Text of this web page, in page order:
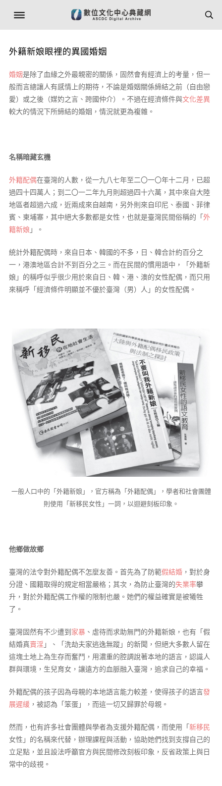
外籍新娘眼裡的異國婚姻
婚姻是除了血緣之外最親密的關係，固然會有經濟上的考量，但一
般而言總讓人有感情上的期待，不論是婚姻關係締結之前（自由戀
愛）或之後（媒妁之言、跨國仲介）。不過在經濟條件與文化差異
較大的情況下所締結的婚姻，情況就更為複雜。
名稱暗藏玄機
外籍配偶在臺灣的人數，從一九八七年至二〇一〇年十二月，已超
過四十四萬人；到二〇一二年九月則超過四十六萬，其中來自大陸
地區者超過六成，近兩成來自越南，另外則來自印尼、泰國、菲律
賓、柬埔寨，其中絕大多數都是女性，也就是臺灣民間俗稱的「外
籍新娘 」。
統計外籍配偶時，來自日本、韓國的不多，日、韓合計約百分之
一，港澳地區合計不到百分之三。而在民間的慣用語中，「外籍新
娘」的稱呼似乎很少用於來自日、韓、港、澳的女性配偶，而只用
來稱呼「經濟條件明顯並不優於臺灣（男）人」的女性配偶。
一般人口中的「外籍新娘」，官方稱為「外籍配偶」，學者和社會團體
則使用「新移民女性」一詞，以迴避刻板印象。
他鄉做故鄉
臺灣的法令對外籍配偶不怎麼友善。首先為了防範假結婚，對於身
分證、國籍取得的規定相當嚴格；其次，為防止臺灣的失業率攀
升，對於外籍配偶工作權的限制也嚴。她們的權益確實是被犧牲
了。
臺灣固然有不少遭到家暴、虐待而求助無門的外籍新娘，也有「假
結婚真賣淫 」、「洗劫夫家逃逸無蹤」的新聞，但絕大多數人留在
這塊土地上為生存而奮鬥，用濃重的腔調說著本地的語言，認識人
群與環境，生兒育女，讓遠方的血脈融入臺灣，追求自己的幸福。
外籍配偶的孩子因為母親的本地語言能力較差，使得孩子的語言發
展遲緩，被認為「笨蛋」，而這一切又歸罪於母親。
然而，也有許多社會團體與學者為支援外籍配偶，而使用「新移民
女性」的名稱來代替，辦理課程與活動，協助她們找到支撐自己的
立足點，並且設法呼籲官方與民間修改刻板印象，反省政策上與日
常中的歧視。